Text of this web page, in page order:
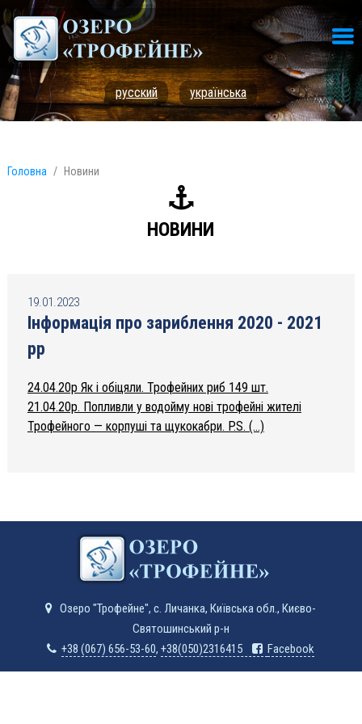
русский українська
Головна Новини
НОВИНИ
19.01.2023
Інформація про зариблення 2020 - 2021
рр
24.04.20р Як і обіцяли. Трофейних риб 149 шт.
21.04.20р. Попливли у водойму нові трофейні жителі
Трофейного — корпуші та щукокабри. P.S. (…)
Озеро "Трофейне", с. Личанка, Київська обл., Києво-
Святошинський р-н
+38 (067) 656-53-60,+38(050)2316415 Facebook